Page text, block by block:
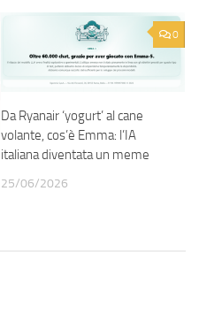
0
Da Ryanair ‘yogurt’ al cane
volante, cos’è Emma: l’IA
italiana diventata un meme
25/06/2026